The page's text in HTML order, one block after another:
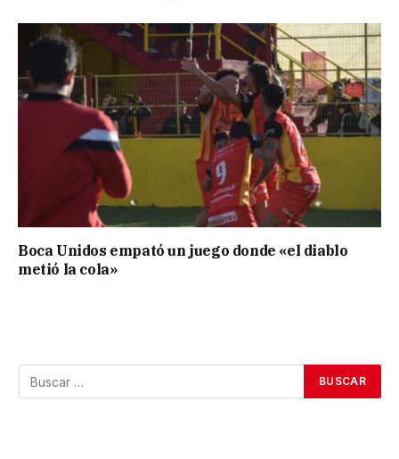
Boca Unidos empató un juego donde «el diablo
metió la cola»